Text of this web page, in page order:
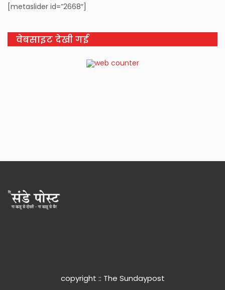
[metaslider id=”2668″]
वेबसाइट देखी गई
copyright :: The Sundaypost